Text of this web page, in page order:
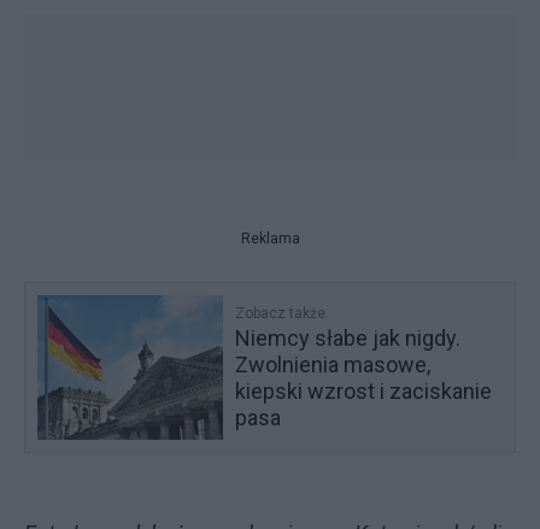
Reklama
Zobacz także
Niemcy słabe jak nigdy.
Zwolnienia masowe,
kiepski wzrost i zaciskanie
pasa